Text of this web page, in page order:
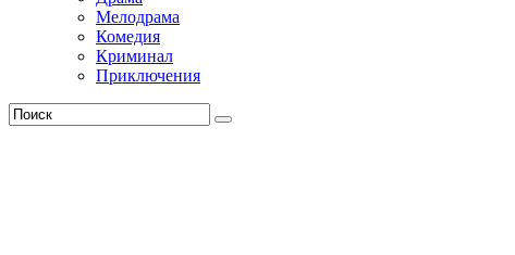
Мелодрама
Комедия
Криминал
Приключения